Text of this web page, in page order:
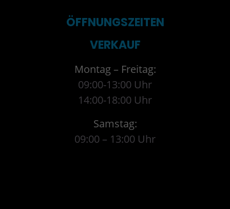
ÖFFNUNGSZEITEN
VERKAUF
Montag – Freitag:
09:00-13:00 Uhr
14:00-18:00 Uhr
Samstag:
09:00 – 13:00 Uhr